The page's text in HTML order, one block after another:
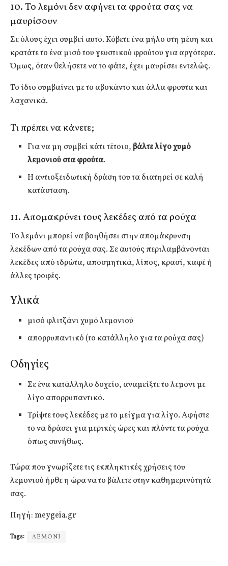
10. Το λεμόνι δεν αφήνει τα φρούτα σας να
μαυρίσουν
Σε όλους έχει συμβεί αυτό. Κόβετε ένα μήλο στη μέση και
κρατάτε το ένα μισό του γευστικού φρούτου για αργότερα.
Όμως, όταν θελήσετε να το φάτε, έχει μαυρίσει εντελώς.
Το ίδιο συμβαίνει με το αβοκάντο και άλλα φρούτα και
λαχανικά.
Τι πρέπει να κάνετε;
Για να μη συμβεί κάτι τέτοιο, βάλτε λίγο χυμό
λεμονιού στα φρούτα.
Η αντιοξειδωτική δράση του τα διατηρεί σε καλή
κατάσταση.
11. Απομακρύνει τους λεκέδες από τα ρούχα
Το λεμόνι μπορεί να βοηθήσει στην απομάκρυνση
λεκέδων από τα ρούχα σας. Σε αυτούς περιλαμβάνονται
λεκέδες από ιδρώτα, αποσμητικά, λίπος, κρασί, καφέ ή
άλλες τροφές.
Υλικά
μισό φλιτζάνι χυμό λεμονιού
απορρυπαντικό (το κατάλληλο για τα ρούχα σας)
Οδηγίες
Σε ένα κατάλληλο δοχείο, αναμείξτε το λεμόνι με
λίγο απορρυπαντικό.
Τρίψτε τους λεκέδες με το μείγμα για λίγο. Αφήστε
το να δράσει για μερικές ώρες και πλύντε τα ρούχα
όπως συνήθως.
Τώρα που γνωρίζετε τις εκπληκτικές χρήσεις του
λεμονιού ήρθε η ώρα να το βάλετε στην καθημερινότητά
σας.
Πηγή: meygeia.gr
Tags: ΛΕΜΟΝΙ